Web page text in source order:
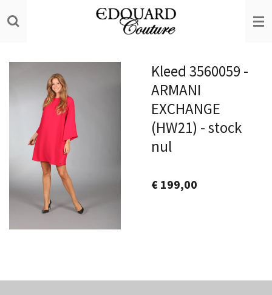
direct
Kleed 3560059 -
ARMANI
EXCHANGE
(HW21) - stock
nul
€ 199,00